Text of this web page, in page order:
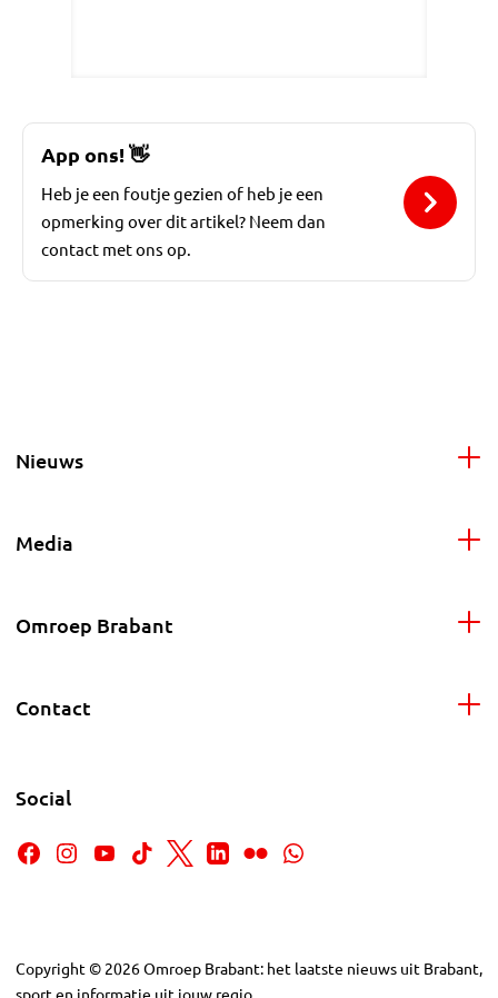
App ons!👋
Heb je een foutje gezien of heb je een
opmerking over dit artikel? Neem dan
contact met ons op.
Nieuws
Media
Omroep Brabant
Contact
Social
Copyright © 2026Omroep Brabant: het laatste nieuws uit Brabant,
sport en informatie uit jouw regio.